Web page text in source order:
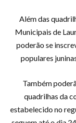
Além das
Municipais de
poderão se
populares
Também
quadrilhas da
estabelecido no